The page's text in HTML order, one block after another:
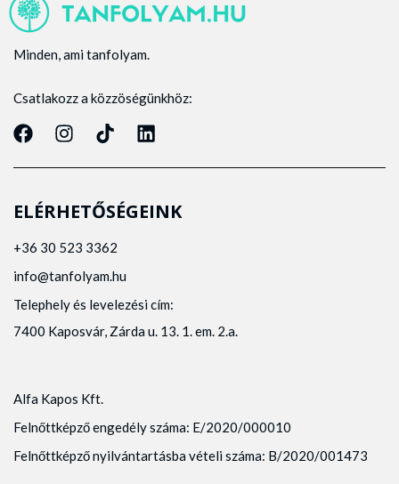
Minden, ami tanfolyam.
Csatlakozz a közzöségünkhöz:
ELÉRHETŐSÉGEINK
+36 30 523 3362
info@tanfolyam.hu
Telephely és levelezési cím:
7400 Kaposvár, Zárda u. 13. 1. em. 2.a.
Alfa Kapos Kft.
Felnőttképző engedély száma: E/2020/000010
Felnőttképző nyilvántartásba vételi száma: B/2020/001473